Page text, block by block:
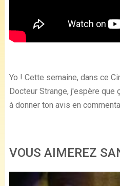
Yo ! Cette semaine, dans ce
Docteur Strange, j'espère que
à donner ton avis en
VOUS AIMEREZ